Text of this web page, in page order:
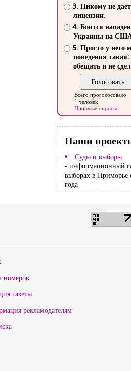
3. Никому не
лицензии.
4. Боится
Украины на
5. Просто у него
поведения такая:
обещать и не
Всего проголосовало
1 человек
Прошлые опросы
Наши
Суды и выборы
- информационный
выборах в Приморье
года
номеров
газеты
рекламодателям